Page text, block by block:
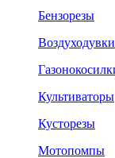
Бензорезы
Воздуходувки
Культиваторы
Кусторезы
Мотопомпы